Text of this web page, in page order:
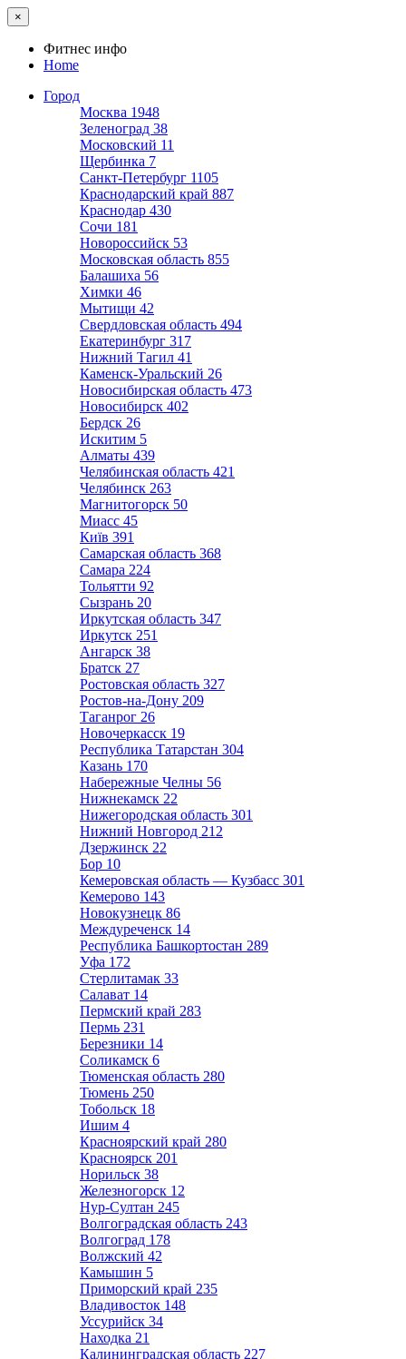
×
Фитнес инфо
Home
Город
Москва 1948
Зеленоград 38
Московский 11
Щербинка 7
Санкт-Петербург 1105
Краснодарский край 887
Краснодар 430
Сочи 181
Новороссийск 53
Московская область 855
Балашиха 56
Химки 46
Мытищи 42
Свердловская область 494
Екатеринбург 317
Нижний Тагил 41
Каменск-Уральский 26
Новосибирская область 473
Новосибирск 402
Бердск 26
Искитим 5
Алматы 439
Челябинская область 421
Челябинск 263
Магнитогорск 50
Миасс 45
Київ 391
Самарская область 368
Самара 224
Тольятти 92
Сызрань 20
Иркутская область 347
Иркутск 251
Ангарск 38
Братск 27
Ростовская область 327
Ростов-на-Дону 209
Таганрог 26
Новочеркасск 19
Республика Татарстан 304
Казань 170
Набережные Челны 56
Нижнекамск 22
Нижегородская область 301
Нижний Новгород 212
Дзержинск 22
Бор 10
Кемеровская область — Кузбасс 301
Кемерово 143
Новокузнецк 86
Междуреченск 14
Республика Башкортостан 289
Уфа 172
Стерлитамак 33
Салават 14
Пермский край 283
Пермь 231
Березники 14
Соликамск 6
Тюменская область 280
Тюмень 250
Тобольск 18
Ишим 4
Красноярский край 280
Красноярск 201
Норильск 38
Железногорск 12
Нур-Султан 245
Волгоградская область 243
Волгоград 178
Волжский 42
Камышин 5
Приморский край 235
Владивосток 148
Уссурийск 34
Находка 21
Калининградская область 227